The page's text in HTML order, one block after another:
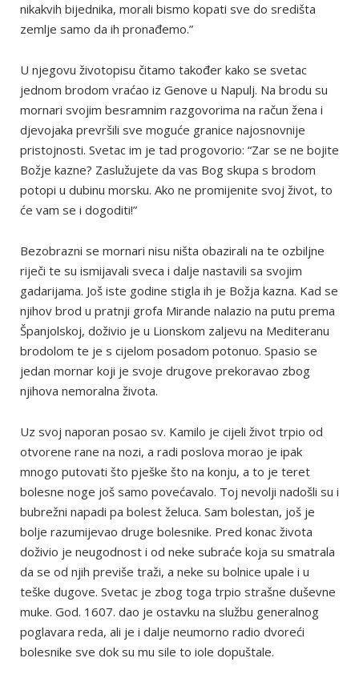
nikakvih bijednika, morali bismo kopati sve do središta
zemlje samo da ih pronađemo.”
U njegovu životopisu čitamo također kako se svetac
jednom brodom vraćao iz Genove u Napulj. Na brodu su
mornari svojim besramnim razgovorima na račun žena i
djevojaka prevršili sve moguće granice najosnovnije
pristojnosti. Svetac im je tad progovorio: “Zar se ne bojite
Božje kazne? Zaslužujete da vas Bog skupa s brodom
potopi u dubinu morsku. Ako ne promijenite svoj život, to
će vam se i dogoditi!”
Bezobrazni se mornari nisu ništa obazirali na te ozbiljne
riječi te su ismijavali sveca i dalje nastavili sa svojim
gadarijama. Još iste godine stigla ih je Božja kazna. Kad se
njihov brod u pratnji grofa Mirande nalazio na putu prema
Španjolskoj, doživio je u Lionskom zaljevu na Mediteranu
brodolom te je s cijelom posadom potonuo. Spasio se
jedan mornar koji je svoje drugove prekoravao zbog
njihova nemoralna života.
Uz svoj naporan posao sv. Kamilo je cijeli život trpio od
otvorene rane na nozi, a radi poslova morao je ipak
mnogo putovati što pješke što na konju, a to je teret
bolesne noge još samo povećavalo. Toj nevolji nadošli su i
bubrežni napadi pa bolest želuca. Sam bolestan, još je
bolje razumijevao druge bolesnike. Pred konac života
doživio je neugodnost i od neke subraće koja su smatrala
da se od njih previše traži, a neke su bolnice upale i u
teške dugove. Svetac je zbog toga trpio strašne duševne
muke. God. 1607. dao je ostavku na službu generalnog
poglavara reda, ali je i dalje neumorno radio dvoreći
bolesnike sve dok su mu sile to iole dopuštale.